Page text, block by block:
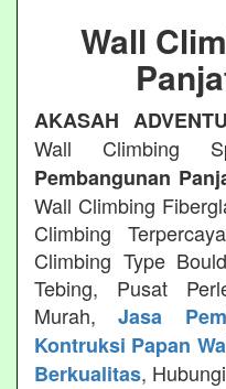
Wall
AKASAH
Wall Climbing
Pembangunan
Wall Climbing
Climbing
Climbing Type
Tebing, Pusat
Murah,Jasa
Kontruksi Papan
Berkualitas,